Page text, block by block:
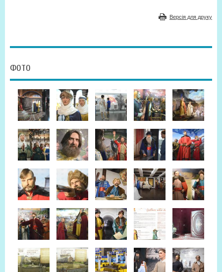
Версія для друку
ФОТО